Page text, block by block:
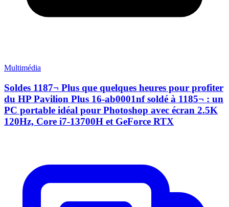
Multimédia
Soldes 1187¬ Plus que quelques heures pour profiter
du HP Pavilion Plus 16-ab0001nf soldé à 1185¬ : un
PC portable idéal pour Photoshop avec écran 2.5K
120Hz, Core i7-13700H et GeForce RTX